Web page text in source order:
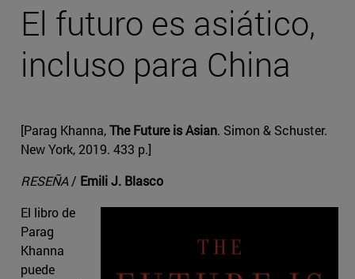
El futuro es asiático,
incluso para China
[Parag Khanna,The Future is Asian. Simon & Schuster.
New York, 2019. 433 p.]
RESEÑA / Emili J. Blasco
El libro de
Parag
Khanna
puede